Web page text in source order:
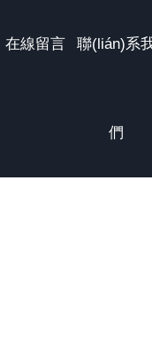
在線留言 聯(lián)系
們